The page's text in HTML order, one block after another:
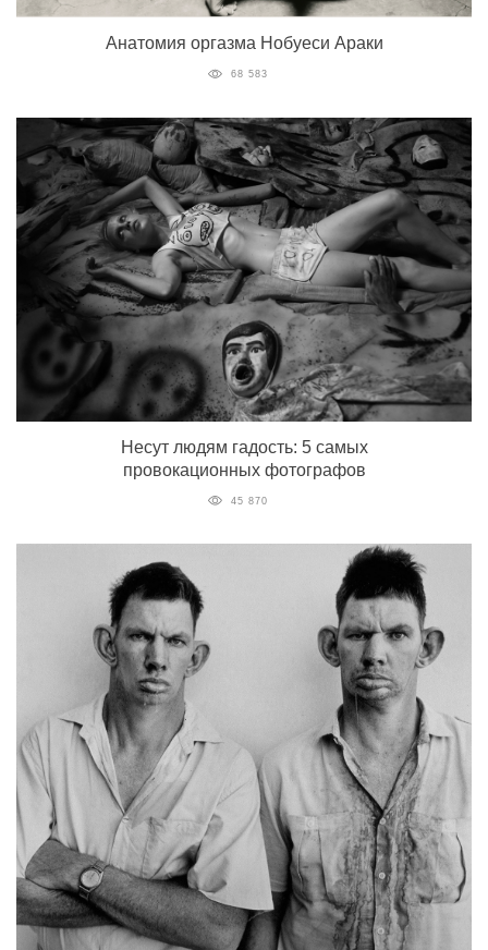
Анатомия оргазма Нобуеси Араки
68 583
Несут людям гадость: 5 самых
провокационных фотографов
45 870